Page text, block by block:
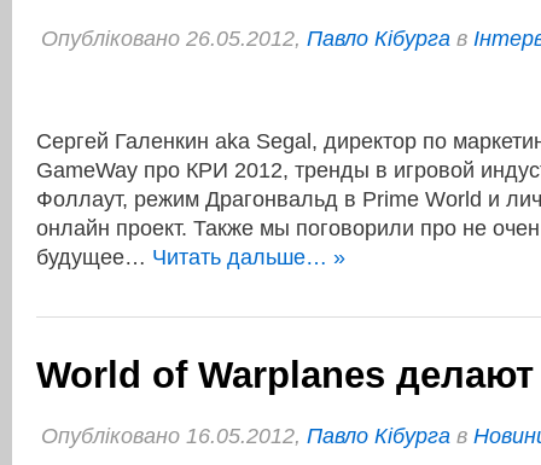
Опубліковано 26.05.2012, Павло Кібурга в
Cергей Галенкин aka Segal, директор по
GameWay про КРИ 2012, тренды в игровой
Фоллаут, режим Драгонвальд в Prime World и
онлайн проект. Также мы поговорили про не
будущее… Читать дальше… »
World of Warplanes
Опубліковано 16.05.2012, Павло Кібурга в